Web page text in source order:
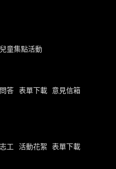
兒童集點活動
答 表單下載 意見信箱
工 活動花絮 表單下載